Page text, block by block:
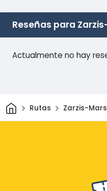
Reseñas para
Actualmente no hay
InicioRutas Zarzis-